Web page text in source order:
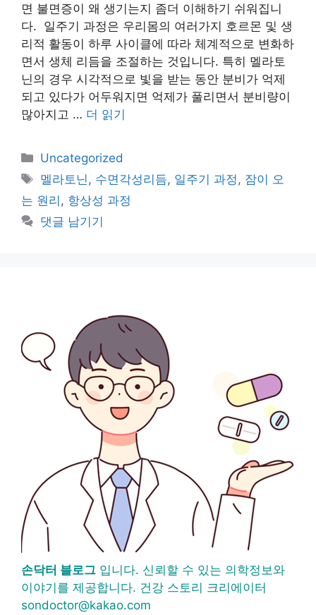
면 불면증이 왜 생기는지 좀더 이해하기 쉬워집니
다. 일주기 과정은 우리몸의 여러가지 호르몬 및 생
리적 활동이 하루 사이클에 따라 체계적으로 변화하
면서 생체 리듬을 조절하는 것입니다. 특히 멜라토
닌의 경우 시각적으로 빛을 받는 동안 분비가 억제
되고 있다가 어두워지면 억제가 풀리면서 분비량이
많아지고 … 더 읽기
카
테
리
Uncategorized
태
그
멜라토닌, 수면각성리듬, 일주기 과정, 잠이 오
는 원리 , 항상성 과정
댓글 남기기
손닥터 블로그 입니다. 신뢰할 수 있는 의학정보와
이야기를 제공합니다. 건강 스토리 크리에이터
sondoctor@kakao.com